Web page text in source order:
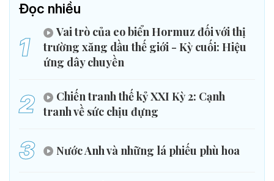
Đọc nhiều
1
Vai trò của eo biển Hormuz đối với thị
trường xăng dầu thế giới - Kỳ cuối: Hiệu
ứng dây chuyền
2
Chiến tranh thế kỷ XXI Kỳ 2: Cạnh
tranh về sức chịu đựng
3 Nước Anh và những lá phiếu phù hoa